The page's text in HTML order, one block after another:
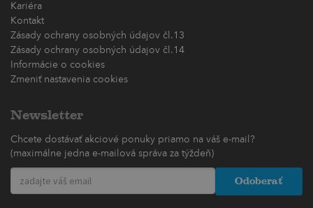
Kariéra
Kontakt
Zásady ochrany osobných údajov čl.13
Zásady ochrany osobných údajov čl.14
Informácie o cookies
Zmeniť nastavenia cookies
Newsletter
Chcete dostávať akciové ponuky priamo na váš e-mail?
(maximálne jedna e-mailová správa za týždeň)
Odoberať